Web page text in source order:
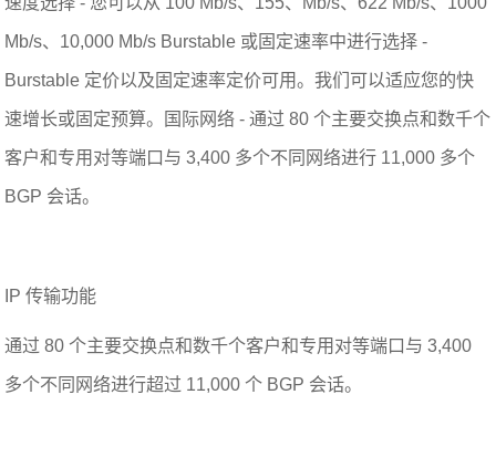
Mb/s、10,000 Mb/s Burstable 或固定速率中进行选择 -
Burstable 定价以及固定速率定价可用。我们可以适应您的快
速增长或固定预算。国际网络 - 通过 80 个主要交换点和数千个
客户和专用对等端口与 3,400 多个不同网络进行 11,000 多个
BGP 会话。
IP 传输功能
通过 80 个主要交换点和数千个客户和专用对等端口与 3,400
多个不同网络进行超过 11,000 个 BGP 会话。